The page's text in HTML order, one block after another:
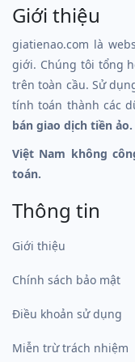
Giới thiệu
giatienao.com là
giới. Chúng tôi tổng
trên toàn cầu. Sử
tính toán thành các
bán giao dịch tiền ảo.
Việt Nam không
toán.
Thông tin
Giới thiệu
Chính sách bảo mật
Điều khoản sử dụng
Miễn trừ trách nhiệm